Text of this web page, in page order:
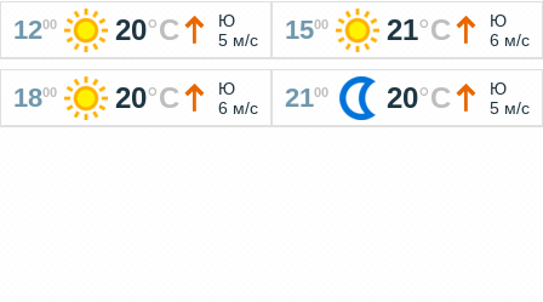
1200 20°C
Ю
5 м/с
1500 21°C
Ю
6 м/с
1800 20°C
Ю
6 м/с
2100 20°C
Ю
5 м/с